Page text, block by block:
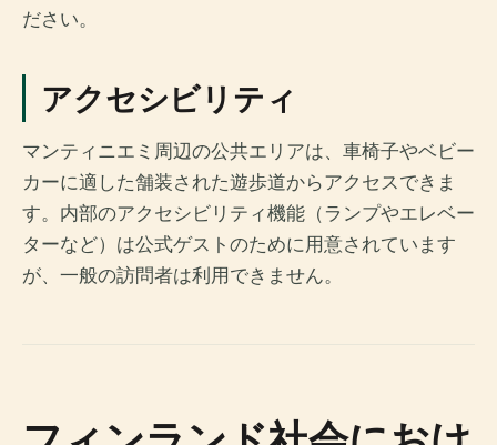
ださい。
アクセシビリティ
マンティニエミ周辺の公共エリアは、車椅子やベビー
カーに適した舗装された遊歩道からアクセスできま
す。内部のアクセシビリティ機能（ランプやエレベー
ターなど）は公式ゲストのために用意されています
が、一般の訪問者は利用できません。